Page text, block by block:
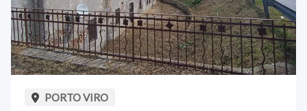
PORTO VIRO